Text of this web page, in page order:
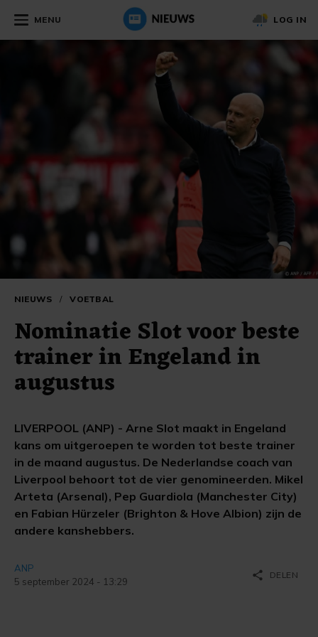
MENU LOG IN
NIEUWS / VOETBAL
Nominatie Slot voor beste
trainer in Engeland in
augustus
LIVERPOOL (ANP) - Arne Slot maakt in Engeland
kans om uitgeroepen te worden tot beste trainer
in de maand augustus. De Nederlandse coach van
Liverpool behoort tot de vier genomineerden. Mikel
Arteta (Arsenal), Pep Guardiola (Manchester City)
en Fabian Hürzeler (Brighton & Hove Albion) zijn de
andere kanshebbers.
ANP
5 september 2024 - 13:29
share DELEN